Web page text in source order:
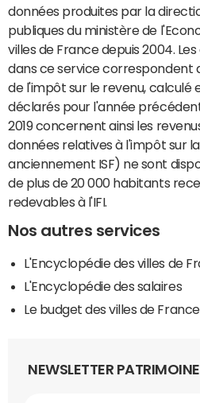
données produites par la
publiques du ministère de
villes de France depuis 2004.
dans ce service correspondent
de l'impôt sur le revenu, calculé
déclarés pour l'année
2019 concernent ainsi les
données relatives à l'impôt sur
anciennement ISF) ne sont
de plus de 20 000 habitants
redevables à l'IFI.
Nos autres services
L'Encyclopédie des villes de
L'Encyclopédie des salaires
Le budget des villes de France
NEWSLETTER PATRIMOINE